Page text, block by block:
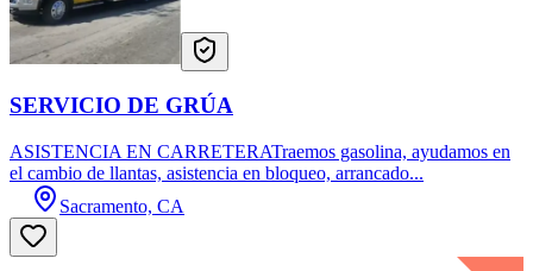
SERVICIO DE GRÚA
ASISTENCIA EN CARRETERATraemos gasolina, ayudamos en
el cambio de llantas, asistencia en bloqueo, arrancado...
Sacramento, CA